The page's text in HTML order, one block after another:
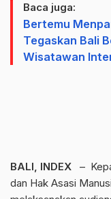
Baca juga:
Bertemu
Tegaskan Bali
Wisatawan
BALI, INDEX –
dan Hak Asasi